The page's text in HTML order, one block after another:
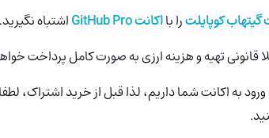
گیتهاب کوپایلترا بااکانت GitHub Pro
اشتباه نگیرید.
قانونی تهیه و هزینه ارزی به صورت کامل پرداخت
ورود به اکانت شما داریم، لذا قبل از خرید اشتراک،